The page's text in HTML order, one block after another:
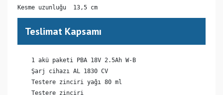
Kesme uzunluğu  13,5 cm
Teslimat Kapsamı
    1 akü paketi PBA 18V 2.5Ah W-B
    Şarj cihazı AL 1830 CV
    Testere zinciri yağı 80 ml
    Testere zinciri